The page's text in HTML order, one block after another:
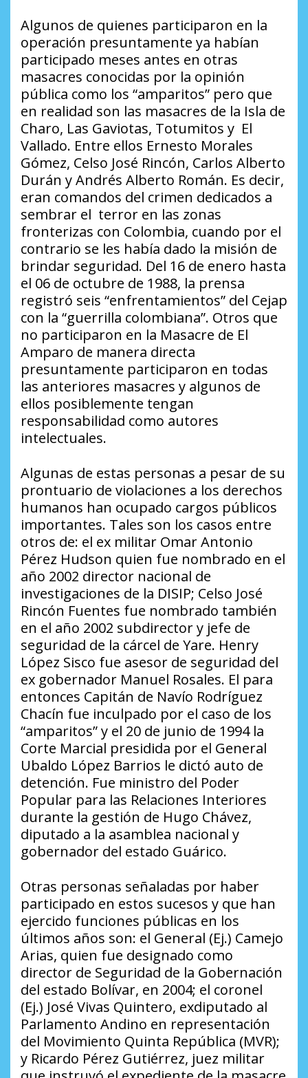
Algunos de quienes participaron en la
operación presuntamente ya habían
participado meses antes en otras
masacres conocidas por la opinión
pública como los “amparitos” pero que
en realidad son las masacres de la Isla de
Charo, Las Gaviotas, Totumitos y El
Vallado. Entre ellos Ernesto Morales
Gómez, Celso José Rincón, Carlos Alberto
Durán y Andrés Alberto Román. Es decir,
eran comandos del crimen dedicados a
sembrar el terror en las zonas
fronterizas con Colombia, cuando por el
contrario se les había dado la misión de
brindar seguridad. Del 16 de enero hasta
el 06 de octubre de 1988, la prensa
registró seis “enfrentamientos” del Cejap
con la “guerrilla colombiana”. Otros que
no participaron en la Masacre de El
Amparo de manera directa
presuntamente participaron en todas
las anteriores masacres y algunos de
ellos posiblemente tengan
responsabilidad como autores
intelectuales.
Algunas de estas personas a pesar de su
prontuario de violaciones a los derechos
humanos han ocupado cargos públicos
importantes. Tales son los casos entre
otros de: el ex militar Omar Antonio
Pérez Hudson quien fue nombrado en el
año 2002 director nacional de
investigaciones de la DISIP; Celso José
Rincón Fuentes fue nombrado también
en el año 2002 subdirector y jefe de
seguridad de la cárcel de Yare. Henry
López Sisco fue asesor de seguridad del
ex gobernador Manuel Rosales. El para
entonces Capitán de Navío Rodríguez
Chacín fue inculpado por el caso de los
“amparitos” y el 20 de junio de 1994 la
Corte Marcial presidida por el General
Ubaldo López Barrios le dictó auto de
detención. Fue ministro del Poder
Popular para las Relaciones Interiores
durante la gestión de Hugo Chávez,
diputado a la asamblea nacional y
gobernador del estado Guárico.
Otras personas señaladas por haber
participado en estos sucesos y que han
ejercido funciones públicas en los
últimos años son: el General (Ej.) Camejo
Arias, quien fue designado como
director de Seguridad de la Gobernación
del estado Bolívar, en 2004; el coronel
(Ej.) José Vivas Quintero, exdiputado al
Parlamento Andino en representación
del Movimiento Quinta República (MVR);
y Ricardo Pérez Gutiérrez, juez militar